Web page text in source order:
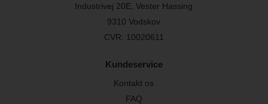
Industrivej 20E, Vester Hassing
9310 Vodskov
CVR: 10020611
Kundeservice
Kontakt os
FAQ